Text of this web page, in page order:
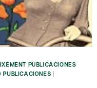
PUBLICACIONES
PUBLICACIONES |